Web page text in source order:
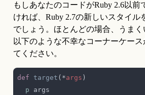
もしあなたのコードがRuby 2.6以前
ければ、Ruby 2.7の新しいスタイル
でしょう。ほとんどの場合、うまく
以下のような不幸なコーナーケー
てください。
def target (*args
p